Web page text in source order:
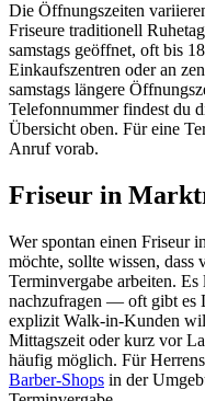
Die Öffnungszeiten
Friseure traditionell
samstags geöffnet, oft bis
Einkaufszentren oder an
samstags längere
Telefonnummer findest du
Übersicht oben. Für eine
Anruf vorab.
Friseur in
Wer spontan einen Friseur
möchte, sollte wissen, dass
Terminvergabe arbeiten.
nachzufragen — oft gibt es
explizit Walk-in-Kunden
Mittagszeit oder kurz vor
häufig möglich. Für
Barber-Shops in der